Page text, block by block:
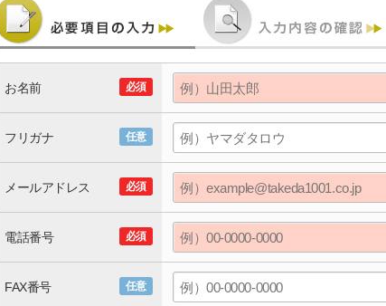
必須
お名前
任意
フリガナ
必須
メールアドレス
必須
電話番号
任意
FAX番号